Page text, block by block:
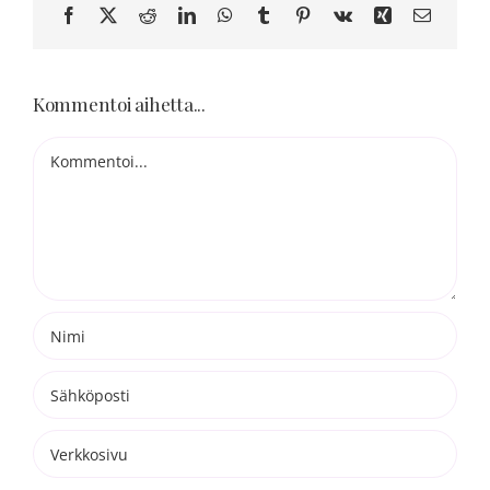
Henna
Facebook
X RedditLinkedInWhatsApp
TumblrPinterest
Vk Xing
Kommentoi aihetta...